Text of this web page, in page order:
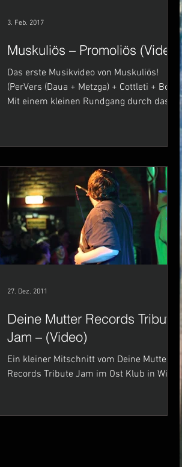
Muskuliös – Promoliös (Video)
Das erste Musikvideo von Muskuliös!
(PerVers (Daua + Metzga) + Cottleti + Bonz)
Mit einem kleinen Rundgang durch das
3. Feb. 2017
Deine Mutter Records Tribute
Jam – (Video)
Ein kleiner Mitschnitt vom Deine Mutter
Records Tribute Jam im Ost Klub in Wien!
27. Dez. 2011